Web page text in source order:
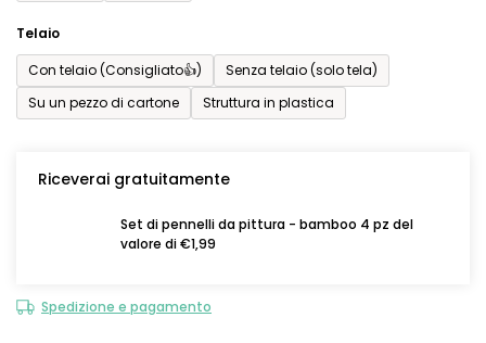
Telaio
Con telaio (Consigliato👍)
Senza telaio (solo tela)
Su un pezzo di cartone
Struttura in plastica
Riceverai gratuitamente
Set di pennelli da pittura - bamboo 4 pz del
valore di €1,99
Spedizione e pagamento